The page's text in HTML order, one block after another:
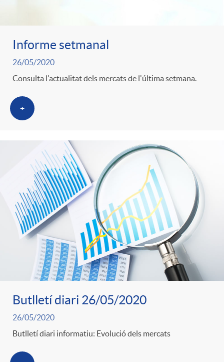
Informe setmanal
26/05/2020
Consulta l'actualitat dels mercats de l'última setmana.
+
Butlletí diari 26/05/2020
26/05/2020
Butlletí diari informatiu: Evolució dels mercats